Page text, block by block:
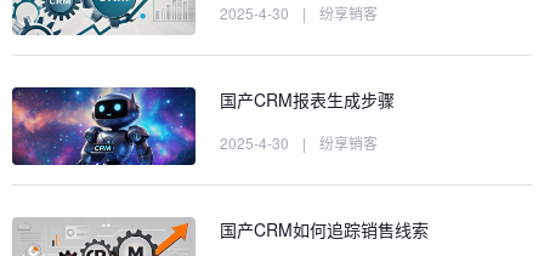
2025-4-30 | 纷享销客
国产CRM报表生成步骤
2025-4-30 | 纷享销客
国产CRM如何追踪销售线索